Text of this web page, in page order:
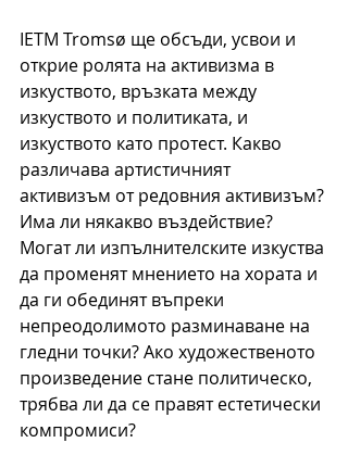
IETM Tromsø ще обсъди, усвои и
открие ролята на активизма в
изкуството, връзката между
изкуството и политиката, и
изкуството като протест. Какво
различава артистичният
активизъм от редовния активизъм?
Има ли някакво въздействие?
Могат ли изпълнителските изкуства
да променят мнението на хората и
да ги обединят въпреки
непреодолимото разминаване на
гледни точки? Ако художественото
произведение стане политическо,
трябва ли да се правят естетически
компромиси?